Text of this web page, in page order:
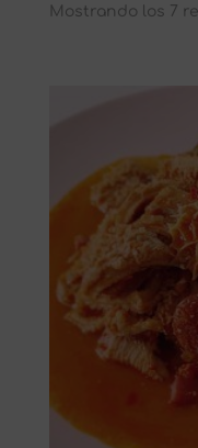
Mostrando los 7